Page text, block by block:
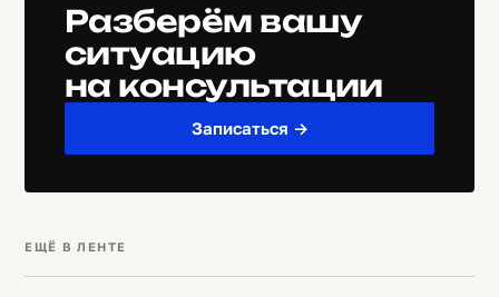
Разберём вашу
ситуацию
на консультации
Записаться →
ЕЩЁ В ЛЕНТЕ